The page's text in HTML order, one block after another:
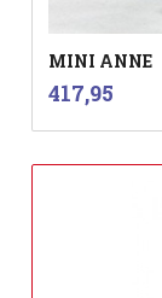
MINI ANNE
Pris
417,95